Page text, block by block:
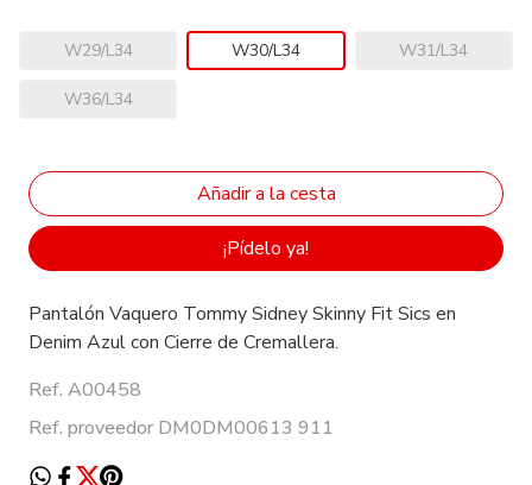
W29/L34 W30/L34 W31/L34
W36/L34
¡Pídelo ya!
Pantalón Vaquero Tommy Sidney Skinny Fit Sics en
Denim Azul con Cierre de Cremallera.
Ref. A00458
Ref. proveedor DM0DM00613 911